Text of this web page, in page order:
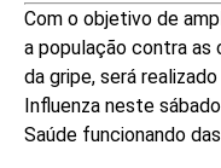
Com o objetivo de
a população contra as
da gripe, será
Influenza neste
Saúde funcionando